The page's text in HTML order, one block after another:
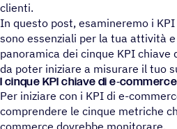
clienti.
In questo post, esamineremo i
sono essenziali per la tua attività
panoramica dei cinque KPI
da poter iniziare a misurare il tuo
I cinque KPI chiave di
Per iniziare con i KPI di e-
comprendere le cinque metriche
commerce dovrebbe monitorare.